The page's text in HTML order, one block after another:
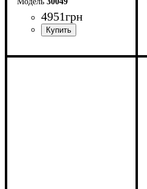
4951грн
Ширина-203,2 см